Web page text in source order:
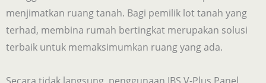
menjimatkan ruang tanah. Bagi pemilik lot tanah yang
terhad, membina rumah bertingkat merupakan solusi
terbaik untuk memaksimumkan ruang yang ada.